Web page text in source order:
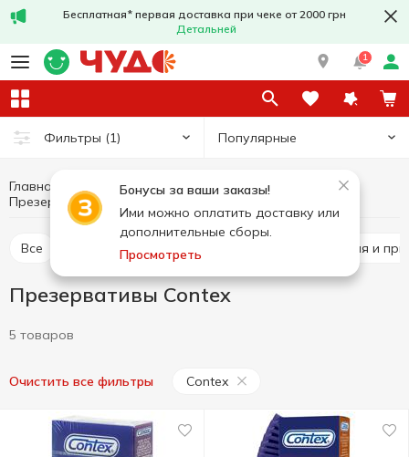
Бесплатная* первая доставка при чеке от 2000 грн
Детальней
1
Фильтры (1) Популярные
Бонусы за ваши заказы!
Ими можно оплатить доставку или
дополнительные сборы.
Просмотреть
Главная Гигиена и уход
Презервативы Презервативы Contex
Все Бальзам, мазь, крем Медицинские изделия и
Презервативы Contex
5 товаров
Очистить все фильтры Contex